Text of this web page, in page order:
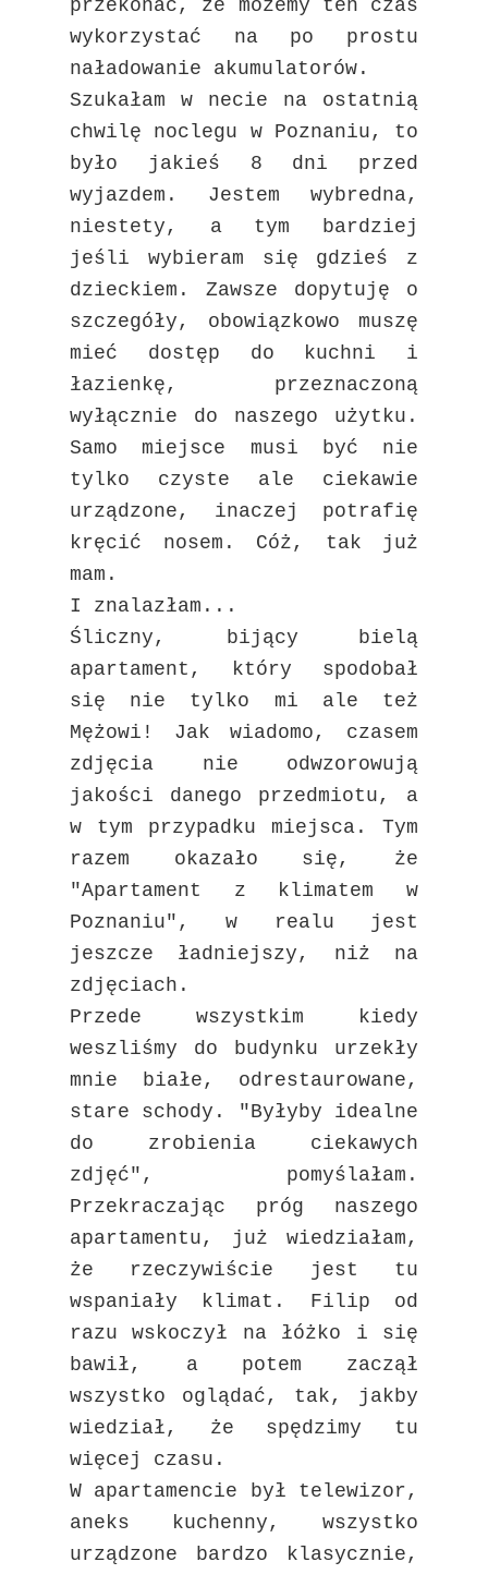
przekonać, że możemy ten czas
wykorzystać na po prostu
naładowanie akumulatorów.
Szukałam w necie na ostatnią
chwilę noclegu w Poznaniu, to
było jakieś 8 dni przed
wyjazdem. Jestem wybredna,
niestety, a tym bardziej
jeśli wybieram się gdzieś z
dzieckiem. Zawsze dopytuję o
szczegóły, obowiązkowo muszę
mieć dostęp do kuchni i
łazienkę, przeznaczoną
wyłącznie do naszego użytku.
Samo miejsce musi być nie
tylko czyste ale ciekawie
urządzone, inaczej potrafię
kręcić nosem. Cóż, tak już
mam.
I znalazłam...
Śliczny, bijący bielą
apartament, który spodobał
się nie tylko mi ale też
Mężowi! Jak wiadomo, czasem
zdjęcia nie odwzorowują
jakości danego przedmiotu, a
w tym przypadku miejsca. Tym
razem okazało się, że
"Apartament z klimatem w
Poznaniu", w realu jest
jeszcze ładniejszy, niż na
zdjęciach.
Przede wszystkim kiedy
weszliśmy do budynku urzekły
mnie białe, odrestaurowane,
stare schody. "Byłyby idealne
do zrobienia ciekawych
zdjęć", pomyślałam.
Przekraczając próg naszego
apartamentu, już wiedziałam,
że rzeczywiście jest tu
wspaniały klimat. Filip od
razu wskoczył na łóżko i się
bawił, a potem zaczął
wszystko oglądać, tak, jakby
wiedział, że spędzimy tu
więcej czasu.
W apartamencie był telewizor,
aneks kuchenny, wszystko
urządzone bardzo klasycznie,